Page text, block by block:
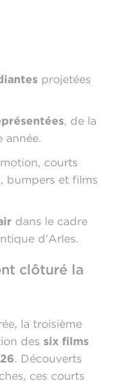
projetées
, de la
année.
courts
bumpers et films
dans le cadre
d'Arles.
clôturé la
la troisième
dessix films
. Découverts
ces courts